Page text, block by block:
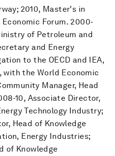
2010, Master's in
Forum. 2000-
of Petroleum and
and Energy
to the OECD and IEA,
with the World Economic
Manager, Head
10, Associate Director,
Technology Industry;
Head of Knowledge
Energy Industries;
of Knowledge